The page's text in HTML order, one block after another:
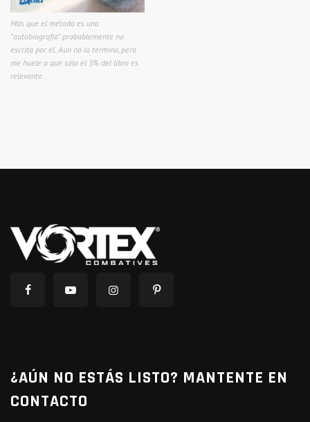
Más que el método es una
"autobiografía" probablemente no
escrita por él. Aún no lo termino, pero
me huele a que sólo el 5% del libro es
relevante.
¿AÚN NO ESTÁS LISTO? MANTENTE EN
CONTACTO